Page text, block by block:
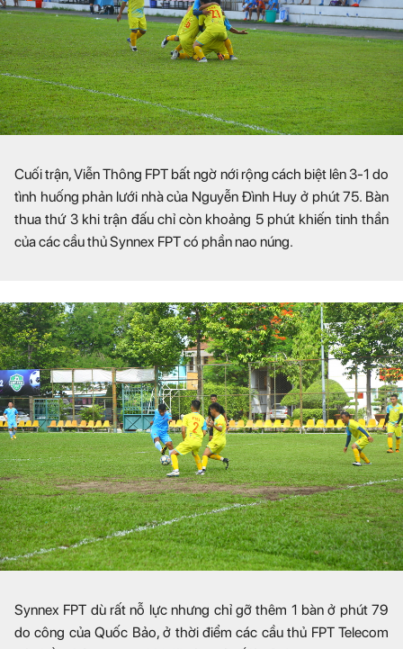
Cuối trận, Viễn Thông FPT bất ngờ nới rộng cách biệt lên 3-1 do
tình huống phản lưới nhà của Nguyễn Đình Huy ở phút 75. Bàn
thua thứ 3 khi trận đấu chỉ còn khoảng 5 phút khiến tinh thần
của các cầu thủ Synnex FPT có phần nao núng.
Synnex FPT dù rất nỗ lực nhưng chỉ gỡ thêm 1 bàn ở phút 79
do công của Quốc Bảo, ở thời điểm các cầu thủ FPT Telecom